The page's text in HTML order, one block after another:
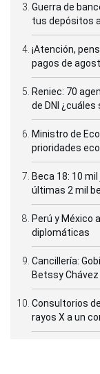
Guerra de
tus depósitos
¡Atención,
pagos de
Reniec: 70
de DNI ¿cuáles
Ministro de
prioridades
Beca 18: 10
últimas 2 mil
Perú y México
diplomáticas
Cancillería:
Betssy Chávez
Consultorios
rayos X a un